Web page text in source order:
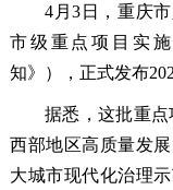
4月3日，重庆
市级重点项目实
知》），正式发布
据悉，这批重点
西部地区高质量发
大城市现代化治理